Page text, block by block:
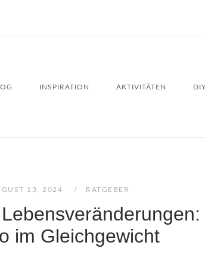
INSPIRATION AKTIVITÄTEN
13, 2024 RATGEBER
im Gleichgewicht